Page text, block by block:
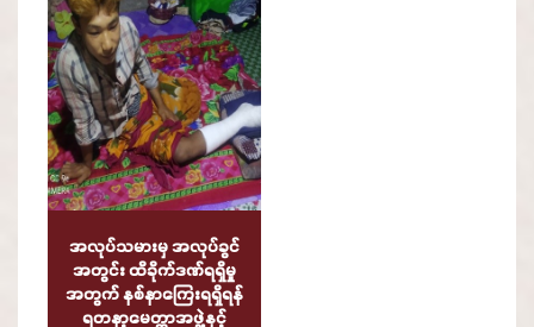
အလုပ်သမားမှ အလုပ်ခွင်
အတွင်း ထိခိုက်ဒဏ်ရရှိမှု
အတွက် နစ်နာကြေးရရှိရန်
ရတနာ့မေတ္တာအဖွဲ့နှင့်